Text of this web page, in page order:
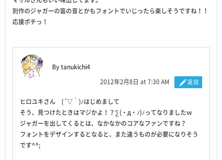
別作のジャガーの笛の音とかもフォントでいじったら楽しそうですね！！
応援ポチっ！
By tanukichi4
2012年2月8日 at 7:30 AM
返信
ヒロユキさん (´▽｀)ﾉはじめまして
そう、見つけたときはマジかよ！？∑(・д・ﾉ)ﾉってなりましたｗ
ジャガーを出してくるとは、なかなかのコアなファンですね？
フォントをデザインするとなると、また違うものが必要になりそう
です^^;